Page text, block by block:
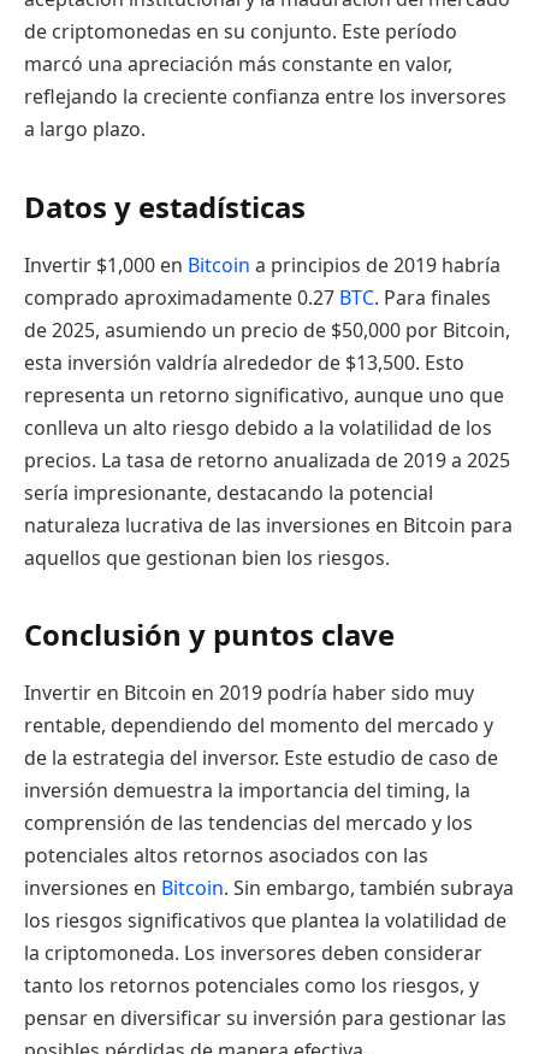
de criptomonedas en su conjunto. Este período
marcó una apreciación más constante en valor,
reflejando la creciente confianza entre los inversores
a largo plazo.
Datos y estadísticas
Invertir $1,000 en Bitcoin a principios de 2019 habría
comprado aproximadamente 0.27 BTC. Para finales
de 2025, asumiendo un precio de $50,000 por Bitcoin,
esta inversión valdría alrededor de $13,500. Esto
representa un retorno significativo, aunque uno que
conlleva un alto riesgo debido a la volatilidad de los
precios. La tasa de retorno anualizada de 2019 a 2025
sería impresionante, destacando la potencial
naturaleza lucrativa de las inversiones en Bitcoin para
aquellos que gestionan bien los riesgos.
Conclusión y puntos clave
Invertir en Bitcoin en 2019 podría haber sido muy
rentable, dependiendo del momento del mercado y
de la estrategia del inversor. Este estudio de caso de
inversión demuestra la importancia del timing, la
comprensión de las tendencias del mercado y los
potenciales altos retornos asociados con las
inversiones en Bitcoin. Sin embargo, también subraya
los riesgos significativos que plantea la volatilidad de
la criptomoneda. Los inversores deben considerar
tanto los retornos potenciales como los riesgos, y
pensar en diversificar su inversión para gestionar las